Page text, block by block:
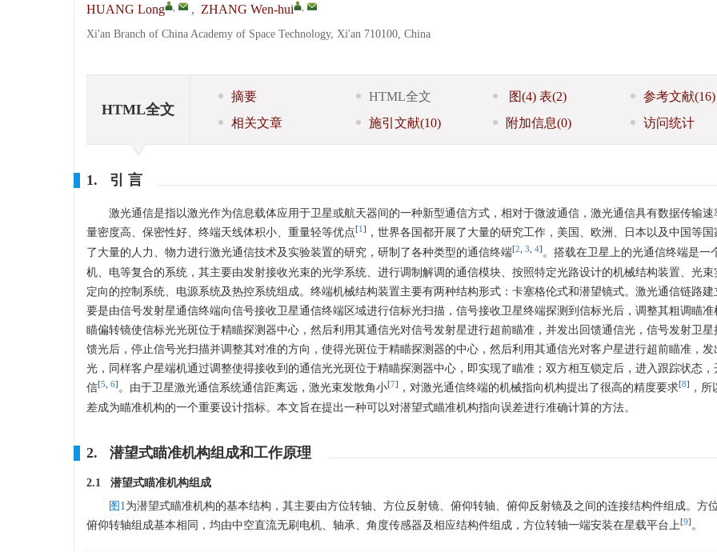
HUANG Long , , ZHANG Wen-hui ,
Xi'an Branch of China Academy of Space Technology, Xi'an 710100, China
HTML全文
摘要 HTML全文 图(4) 表(2) 参考文献(16)
相关文章
施引文献(10) 附加信息(0) 访问统计
1. 引 言
激光通信是指以激光作为信息载体应用于卫星或航天器间的一种新型通信方式，相对于微波通信，激光通信具有数据传输速
量密度高、保密性好、终端天线体积小、重量轻等优点[1 ]
，世界各国都开展了大量的研究工作，美国、欧洲、日本以及中国等
了大量的人力、物力进行激光通信技术及实验装置的研究，研制了各种类型的通信终端[2 3 4] 。搭载在卫星上的光通信终端是一
机、电等复合的系统，其主要由发射接收光束的光学系统、进行调制解调的通信模块、按照特定光路设计的机械结构装置、光束
定向的控制系统、电源系统及热控系统组成。终端机械结构装置主要有两种结构形式：卡塞格伦式和潜望镜式。激光通信链路建
要是由信号发射星通信终端向信号接收卫星通信终端区域进行信标光扫描，信号接收卫星终端探测到信标光后，调整其粗调瞄准
瞄偏转镜使信标光光斑位于精瞄探测器中心，然后利用其通信光对信号发射星进行超前瞄准，并发出回馈通信光，信号发射卫星
馈光后，停止信号光扫描并调整其对准的方向，使得光斑位于精瞄探测器的中心，然后利用其通信光对客户星进行超前瞄准，发
光，同样客户星端机通过调整使得接收到的通信光光斑位于精瞄探测器中心，即实现了瞄准；双方相互锁定后，进入跟踪状态，
信[5 6] 。由于卫星激光通信系统通信距离远，激光束发散角小[7] ，对激光通信终端的机械指向机构提出了很高的精度要求[8]
，
差成为瞄准机构的一个重要设计指标。本文旨在提出一种可以对潜望式瞄准机构指向误差进行准确计算的方法。
2. 潜望式瞄准机构组成和工作原理
2.1 潜望式瞄准机构组成
图1为潜望式瞄准机构的基本结构，其主要由方位转轴、方位反射镜、俯仰转轴、俯仰反射镜及之间的连接结构件组成。方
俯仰转轴组成基本相同，均由中空直流无刷电机、轴承、角度传感器及相应结构件组成，方位转轴一端安装在星载平台上[9] 。